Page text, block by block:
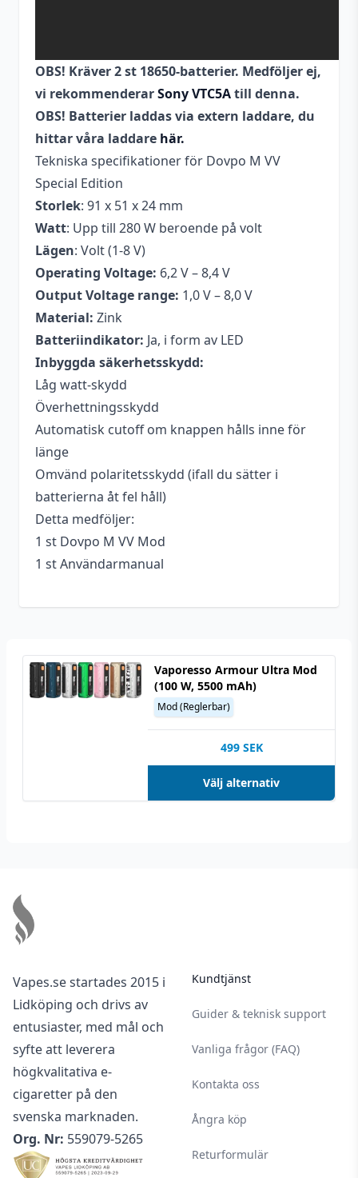
OBS! Kräver 2 st 18650-batterier. Medföljer ej,
vi rekommenderarSony VTC5Atill denna.
OBS! Batterier laddas via extern laddare, du
hittar våra laddare här.
Tekniska specifikationer för Dovpo M VV
Special Edition
Storlek: 91 x 51 x 24 mm
Watt: Upp till 280 W beroende på volt
Lägen: Volt (1-8 V)
Operating Voltage: 6,2 V – 8,4 V
Output Voltage range: 1,0 V – 8,0 V
Material: Zink
Batteriindikator: Ja, i form av LED
Inbyggda säkerhetsskydd:
Låg watt-skydd
Överhettningsskydd
Automatisk cutoff om knappen hålls inne för
länge
Omvänd polaritetsskydd (ifall du sätter i
batterierna åt fel håll)
Detta medföljer:
1 st Dovpo M VV Mod
1 st Användarmanual
Vaporesso Armour Ultra Mod
(100 W, 5500 mAh)
Mod (Reglerbar)
499 SEK
Välj alternativ
Vapes.se startades 2015 i
Lidköping och drivs av
entusiaster, med mål och
syfte att leverera
högkvalitativa e-
cigaretter på den
svenska marknaden.
Org. Nr: 559079-5265
Kundtjänst
Guider & teknisk support
Vanliga frågor (FAQ)
Kontakta oss
Ångra köp
Returformulär